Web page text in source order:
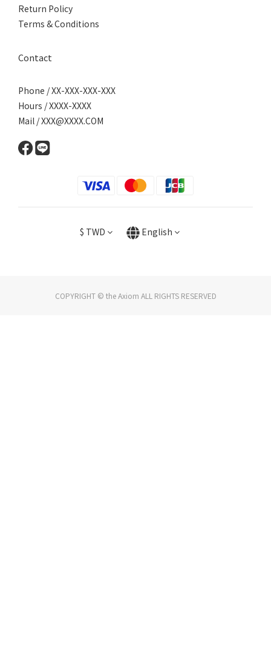
Return Policy
Terms & Conditions
Contact
Phone / XX-XXX-XXX-XXX
Hours / XXXX-XXXX
Mail / XXX@XXXX.COM
$ TWD English
COPYRIGHT © the Axiom ALL RIGHTS RESERVED